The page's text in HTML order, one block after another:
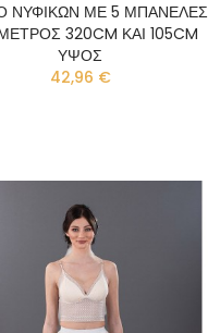
ΝΥΦΙΚΩΝ ΜΕ 5 ΜΠΑΝΕΛΕΣ
320CM ΚΑΙ 105CM
ΥΨΟΣ
42,96 €